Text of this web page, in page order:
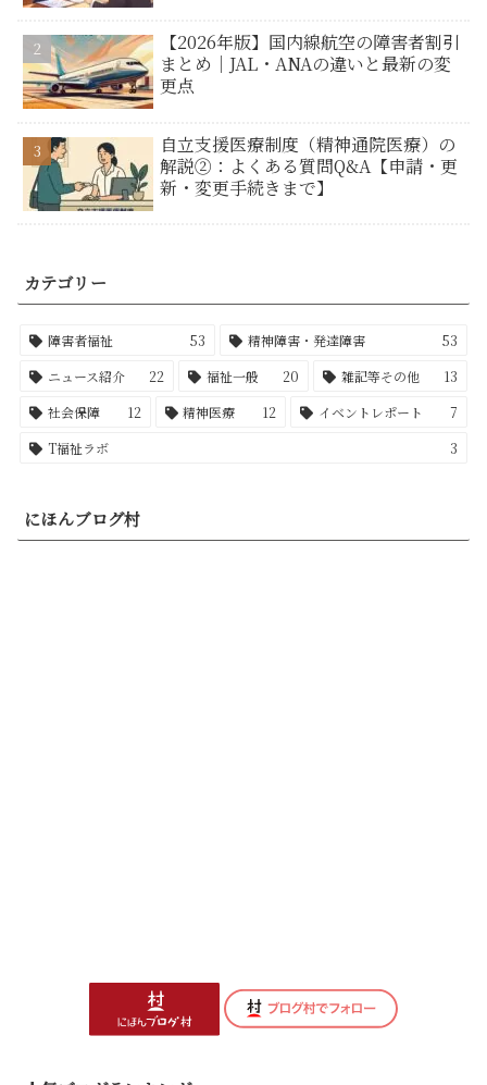
【2026年版】国内線航空の障害者割引
まとめ｜JAL・ANAの違いと最新の変
更点
自立支援医療制度（精神通院医療）の
解説②：よくある質問Q&A【申請・更
新・変更手続きまで】
カテゴリー
障害者福祉 53 精神障害・発達障害
53
ニュース紹介
22 福祉一般 20 雑記等その他
13
社会保障
12 精神医療 12 イベントレポート
7
T福祉ラボ
3
にほんブログ村